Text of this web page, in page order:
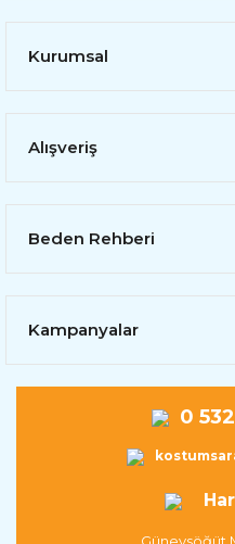
Kurumsal
Alışveriş
Beden Rehberi
Kampanyalar
0